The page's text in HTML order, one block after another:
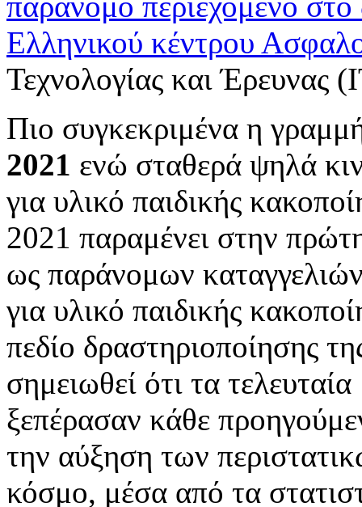
Ελληνικού κέντρου
Τεχνολογίας και Έρευνας
Πιο συγκεκριμένα η
2021 ενώ σταθερά ψηλά
για υλικό παιδικής
2021 παραμένει στην
ως παράνομων
για υλικό παιδικής
πεδίο δραστηριοποίησης
σημειωθεί ότι τα
ξεπέρασαν κάθε
την αύξηση των
κόσμο, μέσα από τα